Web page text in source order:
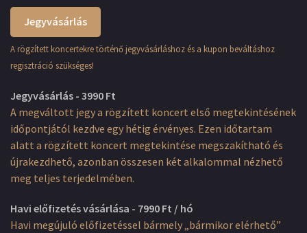
Jegyvásárlás
A rögzített koncertekre történő jegyvásárláshoz és a kupon beváltáshoz
regisztráció szükséges!
Jegyvásárlás - 3990 Ft
A megváltott jegy a rögzített koncert első megtekintésének
időpontjától kezdve egy hétig érvényes. Ezen időtartam
alatt a rögzített koncert megtekintése megszakítható és
újrakezdhető, azonban összesen két alkalommal nézhető
meg teljes terjedelmében.
Havi előfizetés vásárlása - 7990 Ft / hó
Havi megújuló előfizetéssel bármely „bármikor elérhető”